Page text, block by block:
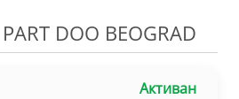
DOO BEOGRAD
Активан